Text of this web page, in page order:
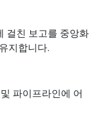
걸친 보고를 중앙화
지합니다.
파이프라인에 어